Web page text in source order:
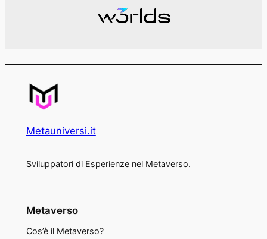
Metauniversi.it
Sviluppatori di Esperienze nel Metaverso.
Metaverso
Cos’è il Metaverso?